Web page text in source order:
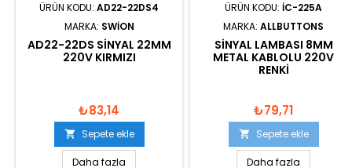
ÜRÜN KODU: AD22-22DS4
MARKA: SWION
AD22-22DS SINYAL 22MM
220V KIRMIZI
₺83,14
 Sepete ekle
Daha fazla
ÜRÜN KODU: IC-225A
MARKA: ALLBUTTONS
SINYAL LAMBASI 8MM
METAL KABLOLU 220V
RENKI
₺79,71
 Sepete ekle
Daha fazla